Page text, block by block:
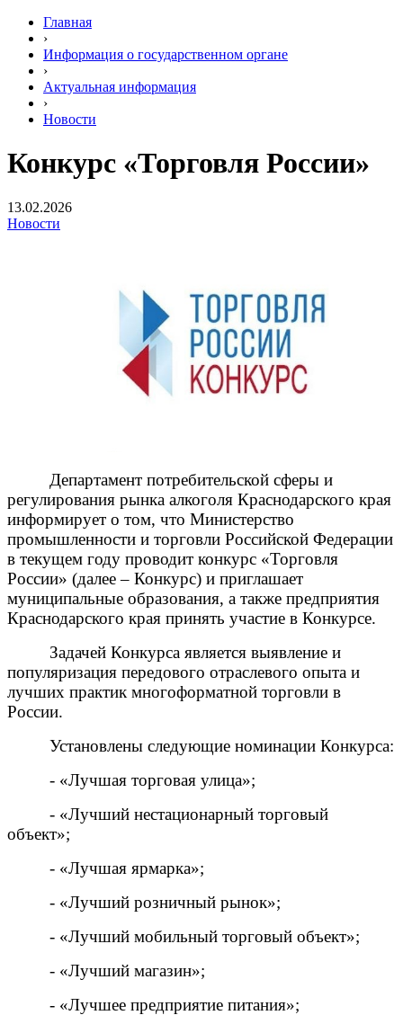
Главная
›
Информация о государственном органе
›
Актуальная информация
›
Новости
Конкурс «Торговля России»
13.02.2026
Новости
Департамент потребительской сферы и
регулирования рынка алкоголя Краснодарского края
информирует о том, что Министерство
промышленности и торговли Российской Федерации
в текущем году проводит конкурс «Торговля
России» (далее – Конкурс) и приглашает
муниципальные образования, а также предприятия
Краснодарского края принять участие в Конкурсе.
Задачей Конкурса является выявление и
популяризация передового отраслевого опыта и
лучших практик многоформатной торговли в
России.
Установлены следующие номинации Конкурса:
- «Лучшая торговая улица»;
- «Лучший нестационарный торговый
объект»;
- «Лучшая ярмарка»;
- «Лучший розничный рынок»;
- «Лучший мобильный торговый объект»;
- «Лучший магазин»;
- «Лучшее предприятие питания»;